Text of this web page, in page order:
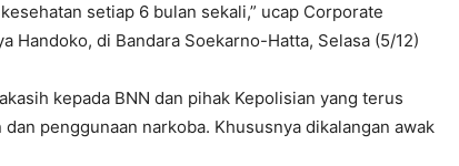
setiap 6 bulan sekali,” ucap Corporate
Handoko, di Bandara Soekarno-Hatta, Selasa (5/12)
kepada BNN dan pihak Kepolisian yang terus
penggunaan narkoba. Khususnya dikalangan awak